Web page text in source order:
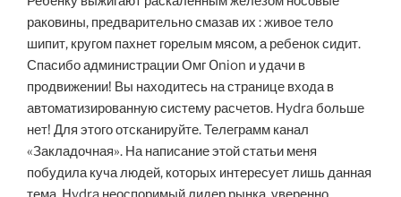
раковины, предварительно смазав их : живое тело
шипит, кругом пахнет горелым мясом, а ребенок сидит.
Спасибо администрации Омг Onion и удачи в
продвижении! Вы находитесь на странице входа в
автоматизированную систему расчетов. Hydra больше
нет! Для этого отсканируйте. Телеграмм канал
«Закладочная». На написание этой статьи меня
побудила куча людей, которых интересует лишь данная